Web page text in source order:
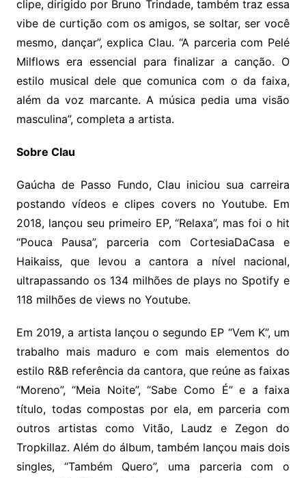
clipe, dirigido por Bruno Trindade, também traz essa
vibe de curtição com os amigos, se soltar, ser você
mesmo, dançar”, explica Clau. “A parceria com Pelé
Milflows era essencial para finalizar a canção. O
estilo musical dele que comunica com o da faixa,
além da voz marcante. A música pedia uma visão
masculina”, completa a artista.
Sobre Clau
Gaúcha de Passo Fundo, Clau iniciou sua carreira
postando vídeos e clipes covers no Youtube. Em
2018, lançou seu primeiro EP, “Relaxa”, mas foi o hit
“Pouca Pausa”, parceria com CortesiaDaCasa e
Haikaiss, que levou a cantora a nível nacional,
ultrapassando os 134 milhões de plays no Spotify e
118 milhões de views no Youtube.
Em 2019, a artista lançou o segundo EP “Vem K”, um
trabalho mais maduro e com mais elementos do
estilo R&B referência da cantora, que reúne as faixas
“Moreno”, “Meia Noite”, “Sabe Como É” e a faixa
título, todas compostas por ela, em parceria com
outros artistas como Vitão, Laudz e Zegon do
Tropkillaz. Além do álbum, também lançou mais dois
singles, “Também Quero”, uma parceria com o